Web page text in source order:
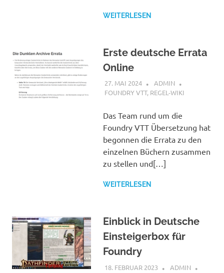
WEITERLESEN
Erste deutsche Errata
Online
27. MAI 2024
ADMIN
FOUNDRY VTT, REGEL-WIKI
Das Team rund um die
Foundry VTT Übersetzung hat
begonnen die Errata zu den
einzelnen Büchern zusammen
zu stellen und[…]
WEITERLESEN
Einblick in Deutsche
Einsteigerbox für
Foundry
18. FEBRUAR 2023
ADMIN